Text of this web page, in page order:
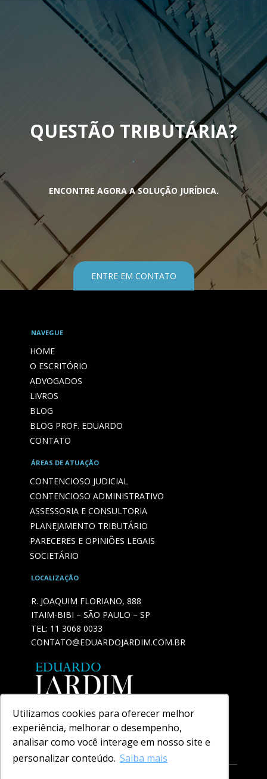
Utilizamos cookies para oferecer melhor
experiência, melhorar o desempenho,
analisar como você interage em nosso site e
personalizar conteúdo. Saiba mais
QUESTÃO TRIBUTÁRIA?
ENCONTRE AGORA A SOLUÇÃO JURÍDICA.
ENTRE EM CONTATO
NAVEGUE
HOME
O ESCRITÓRIO
ADVOGADOS
LIVROS
BLOG
BLOG PROF. EDUARDO
CONTATO
ÁREAS DE ATUAÇÃO
CONTENCIOSO JUDICIAL
CONTENCIOSO ADMINISTRATIVO
ASSESSORIA E CONSULTORIA
PLANEJAMENTO TRIBUTÁRIO
PARECERES E OPINIÕES LEGAIS
SOCIETÁRIO
LOCALIZAÇÃO
R. JOAQUIM FLORIANO, 888
ITAIM-BIBI – SÃO PAULO – SP
TEL: 11 3068 0033
CONTATO@EDUARDOJARDIM.COM.BR